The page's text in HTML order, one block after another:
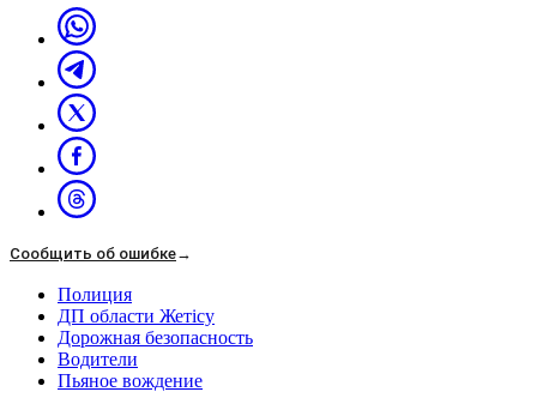
Сообщить об ошибке→
Полиция
ДП области Жетісу
Дорожная безопасность
Водители
Пьяное вождение